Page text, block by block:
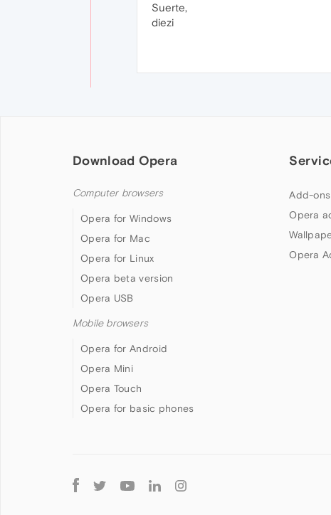
Suerte,
diezi
Download Opera
Computer browsers
Opera for Windows
Opera for Mac
Opera for Linux
Opera beta version
Opera USB
Mobile browsers
Opera for Android
Opera Mini
Opera Touch
Opera for basic phones
Add-ons
Opera
Opera
Follow
Opera